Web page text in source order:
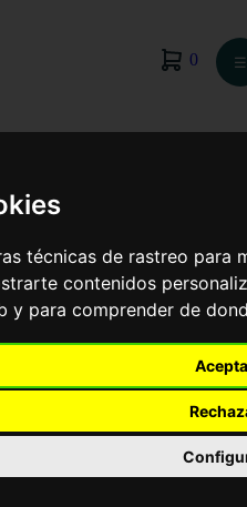
técnicas de rastreo para
contenidos
y para comprender de
0 ☰